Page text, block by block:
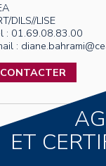
DILS//LISE
: 01.69.08.83.00
:
CONTACTER
ET